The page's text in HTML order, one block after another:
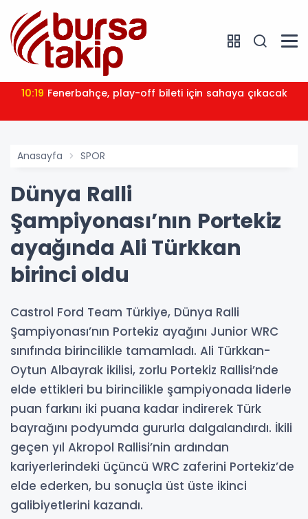
10:19 Fenerbahçe, play-off bileti için sahaya çıkacak
Anasayfa SPOR
Dünya Ralli
Şampiyonası’nın Portekiz
ayağında Ali Türkkan
birinci oldu
Castrol Ford Team Türkiye, Dünya Ralli
Şampiyonası’nın Portekiz ayağını Junior WRC
sınıfında birincilikle tamamladı. Ali Türkkan-
Oytun Albayrak ikilisi, zorlu Portekiz Rallisi’nde
elde ettikleri bu birincilikle şampiyonada liderle
puan farkını iki puana kadar indirerek Türk
bayrağını podyumda gururla dalgalandırdı. İkili
geçen yıl Akropol Rallisi’nin ardından
kariyerlerindeki üçüncü WRC zaferini Portekiz’de
elde ederken, bu sonuçla üst üste ikinci
galibiyetlerini kazandı.